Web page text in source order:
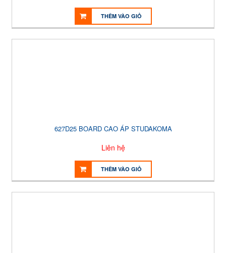
THÊM VÀO GIỎ
627D25 BOARD CAO ÁP STUDAKOMA
Liên hệ
THÊM VÀO GIỎ